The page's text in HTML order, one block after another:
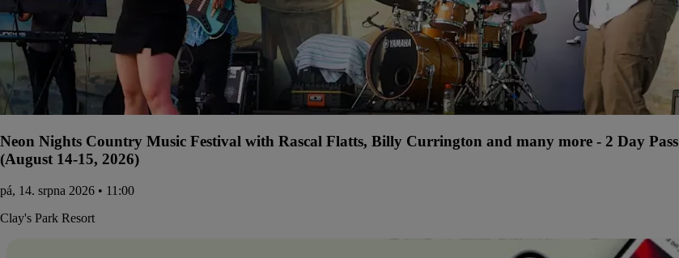
Neon Nights Country Music Festival with Rascal Flatts, Billy Currington and many more - 2 Day Pass
(August 14-15, 2026)
pá, 14. srpna 2026 • 11:00
Clay's Park Resort